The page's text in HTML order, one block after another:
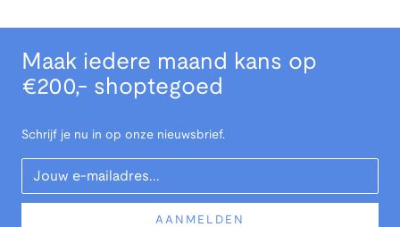
Maak iedere maand kans op
€200,- shoptegoed
Schrijf je nu in op onze nieuwsbrief.
Your Email
AANMELDEN